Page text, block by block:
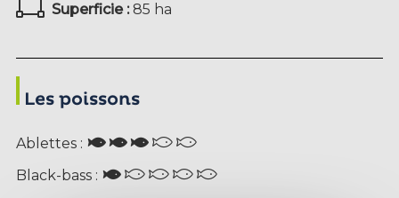
Superficie :85 ha
Les poissons
Ablettes :
Black-bass :